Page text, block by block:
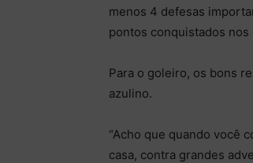
menos 4 defesas
pontos conquistados
Para o goleiro, os bons
azulino.
“Acho que quando você
casa, contra grandes